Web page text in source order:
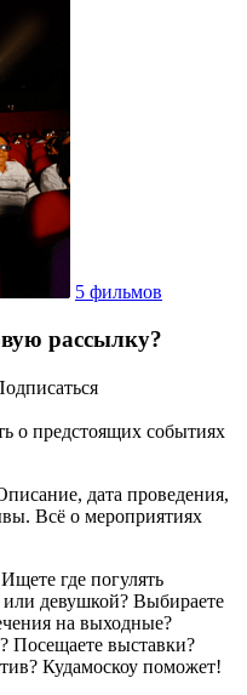
5 фильмов
рассылку?
о предстоящих событиях
дата проведения,
Всё о мероприятиях
где погулять
или девушкой? Выбираете
на выходные?
Посещаете выставки?
Кудамоскоу поможет!